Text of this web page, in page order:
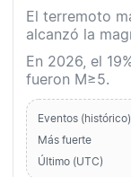
El terremoto
alcanzó la
En 2026, el
fueron M≥5.
Eventos (histórico)
Más fuerte
Último (UTC)